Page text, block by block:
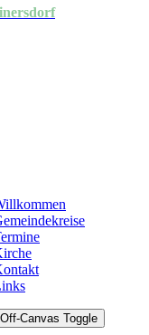
Off-Canvas Toggle